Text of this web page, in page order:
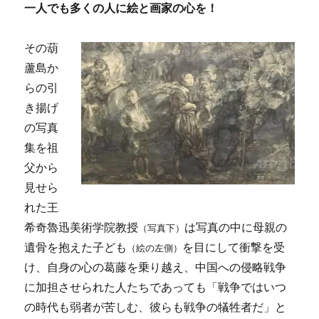
一人でも多くの人に絵と画家の心を！
その葫
蘆島か
らの引
き揚げ
の写真
集を祖
父から
見せら
れた王
希奇魯迅美術学院教授 （写真下） は写真の中に母親の
遺骨を抱えた子ども （絵の左側） を目にして衝撃を受
け、自身の心の葛藤を乗り越え、中国への侵略戦争
に加担させられた人たちであっても「戦争ではいつ
の時代も弱者が苦しむ、彼らも戦争の犠牲者だ」と